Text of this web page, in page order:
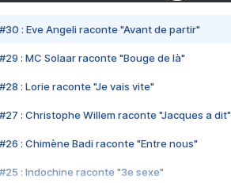
#30 : Eve Angeli raconte "Avant de partir"
#29 : MC Solaar raconte "Bouge de là"
#28 : Lorie raconte "Je vais vite"
#27 : Christophe Willem raconte "Jacques a dit"
#26 : Chimène Badi raconte "Entre nous"
#25 : Indochine raconte "3e sexe"